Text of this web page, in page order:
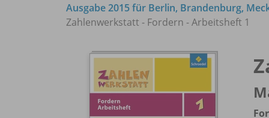
Ausgabe 2015 für Berlin, Brandenburg,
Zahlenwerkstatt - Fordern - Arbeitsheft 1